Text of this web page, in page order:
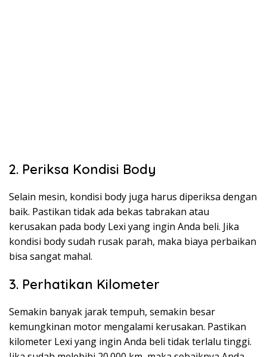
2. Periksa Kondisi Body
Selain mesin, kondisi body juga harus diperiksa dengan
baik. Pastikan tidak ada bekas tabrakan atau
kerusakan pada body Lexi yang ingin Anda beli. Jika
kondisi body sudah rusak parah, maka biaya perbaikan
bisa sangat mahal.
3. Perhatikan Kilometer
Semakin banyak jarak tempuh, semakin besar
kemungkinan motor mengalami kerusakan. Pastikan
kilometer Lexi yang ingin Anda beli tidak terlalu tinggi.